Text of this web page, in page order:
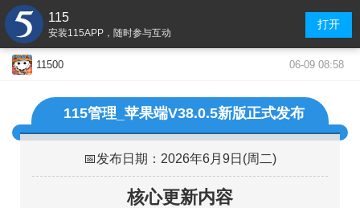
115
安装115APP，随时参与互动
打开
11500 06-09 08:58
115管理_苹果端V38.0.5新版正式发布
📅发布日期：2026年6月9日(周二)
核心更新内容